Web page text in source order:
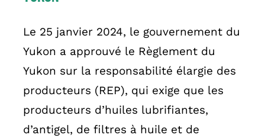
Le 25 janvier 2024, le gouvernement du
Yukon a approuvé le Règlement du
Yukon sur la responsabilité élargie des
producteurs (REP), qui exige que les
producteurs d’huiles lubrifiantes,
d’antigel, de filtres à huile et de